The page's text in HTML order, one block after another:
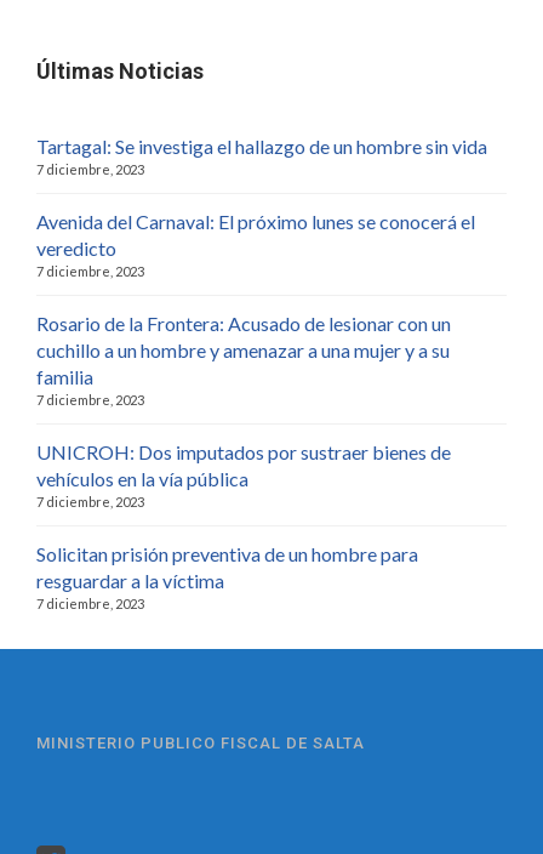
Últimas Noticias
Tartagal: Se investiga el hallazgo de un hombre sin vida
7 diciembre, 2023
Avenida del Carnaval: El próximo lunes se conocerá el
veredicto
7 diciembre, 2023
Rosario de la Frontera: Acusado de lesionar con un
cuchillo a un hombre y amenazar a una mujer y a su
familia
7 diciembre, 2023
UNICROH: Dos imputados por sustraer bienes de
vehículos en la vía pública
7 diciembre, 2023
Solicitan prisión preventiva de un hombre para
resguardar a la víctima
7 diciembre, 2023
MINISTERIO PUBLICO FISCAL DE SALTA